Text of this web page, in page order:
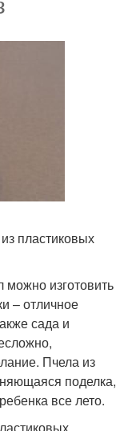
пластиковых
изготовить
– отличное
сада и
Пчела из
поделка,
все лето.